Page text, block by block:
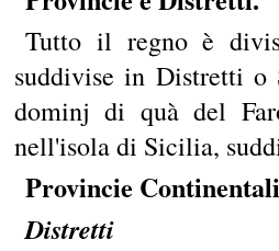
Tutto il regno è
suddivise in Distretti o
dominj di quà del
nell'isola di Sicilia,
Provincie Continentali
Distretti